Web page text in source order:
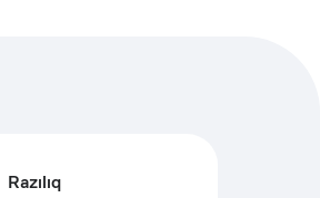
Razılıq